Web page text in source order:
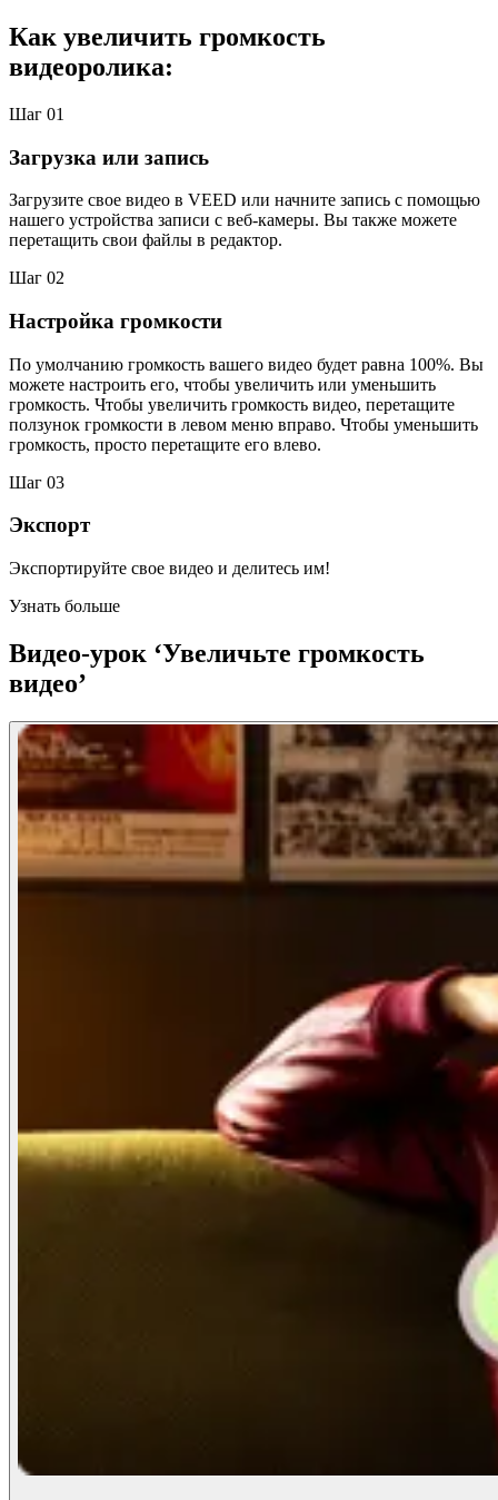
Как увеличить громкость
видеоролика:
Шаг 01
Загрузка или запись
Загрузите свое видео в VEED или начните запись с помощью
нашего устройства записи с веб-камеры. Вы также можете
перетащить свои файлы в редактор.
Шаг 02
Настройка громкости
По умолчанию громкость вашего видео будет равна 100%. Вы
можете настроить его, чтобы увеличить или уменьшить
громкость. Чтобы увеличить громкость видео, перетащите
ползунок громкости в левом меню вправо. Чтобы уменьшить
громкость, просто перетащите его влево.
Шаг 03
Экспорт
Экспортируйте свое видео и делитесь им!
Узнать больше
Видео-урок ‘Увеличьте громкость
видео’